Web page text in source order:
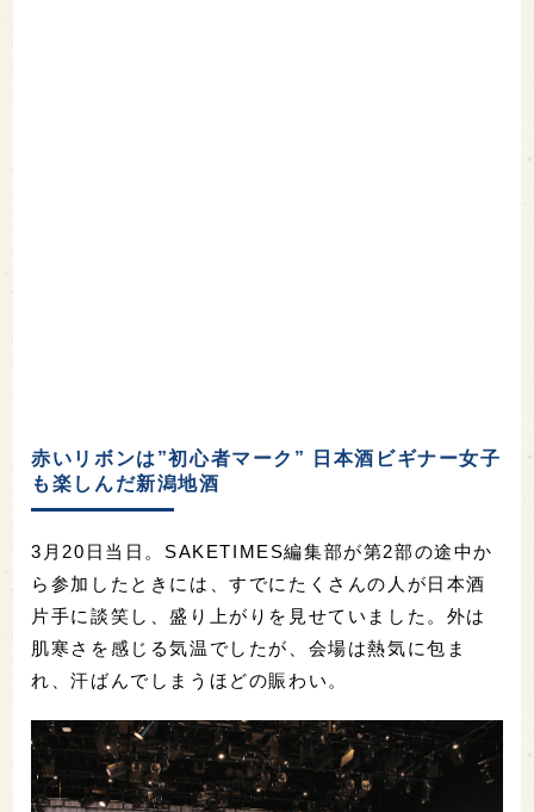
赤いリボンは”初心者マーク” 日本酒ビギナー女子
も楽しんだ新潟地酒
3月20日当日。SAKETIMES編集部が第2部の途中か
ら参加したときには、すでにたくさんの人が日本酒
片手に談笑し、盛り上がりを見せていました。外は
肌寒さを感じる気温でしたが、会場は熱気に包ま
れ、汗ばんでしまうほどの賑わい。